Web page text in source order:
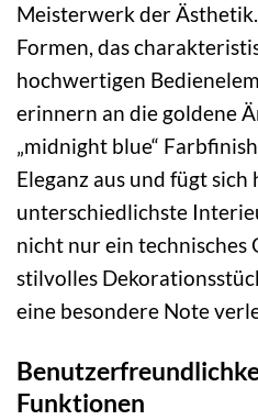
Meisterwerk der
Formen, das
hochwertigen
erinnern an die goldene
„midnight blue“
Eleganz aus und fügt
unterschiedlichste
nicht nur ein technisches
stilvolles
eine besondere Note
Funktionen